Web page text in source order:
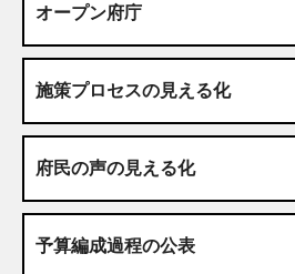
オープン府庁
施策プロセスの見える化
府民の声の見える化
予算編成過程の公表